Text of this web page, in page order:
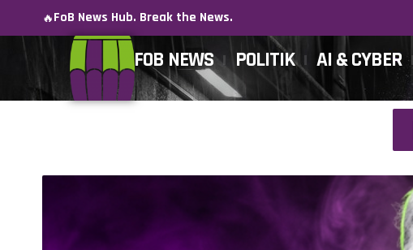
🔥FoB News Hub. Break the News.
FOB NEWS POLITIK AI & CYBER